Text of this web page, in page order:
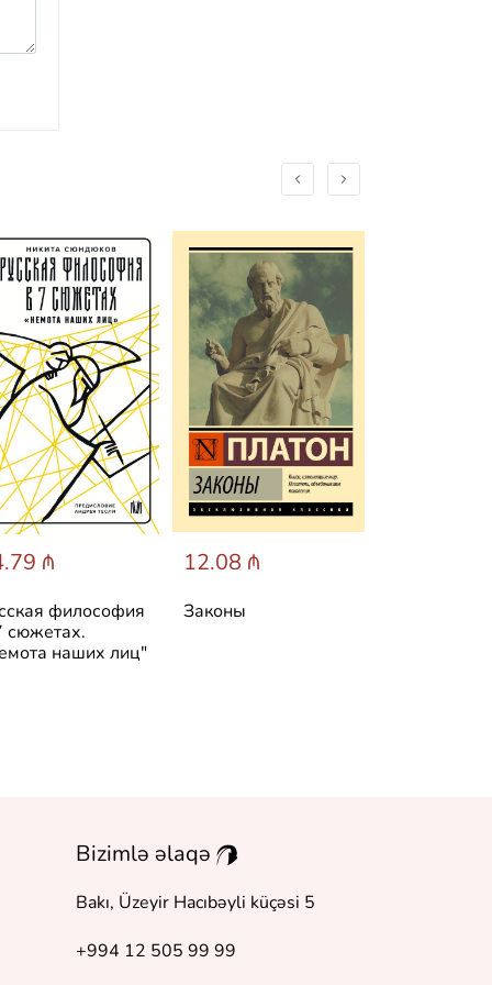
₼
философия
сюжетах.
наших лиц"
12.08 ₼
Законы
Bizimlə əlaqə
Bakı, Üzeyir Hacıbəyli küçəsi 5
+994 12 505 99 99